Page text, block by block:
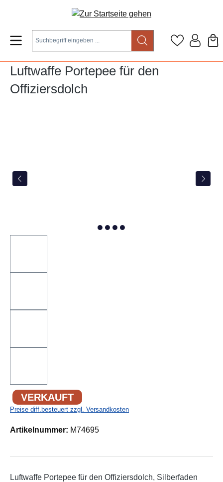
Zum Hauptinhalt springen
Luftwaffe Portepee für den
Offiziersdolch
VERKAUFT
Preise diff.besteuert zzgl. Versandkosten
Artikelnummer: M74695
Luftwaffe Portepee für den Offiziersdolch, Silberfaden